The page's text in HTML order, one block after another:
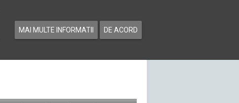
MAI MULTE INFORMATII DE ACORD